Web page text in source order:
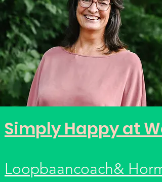
Simply Happy at
Loopbaancoach&